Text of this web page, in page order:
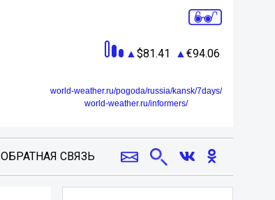
81.41 94.06
world-weather.ru/pogoda/russia/kansk/7days/
world-weather.ru/informers/
ОБРАТНАЯ СВЯЗЬ